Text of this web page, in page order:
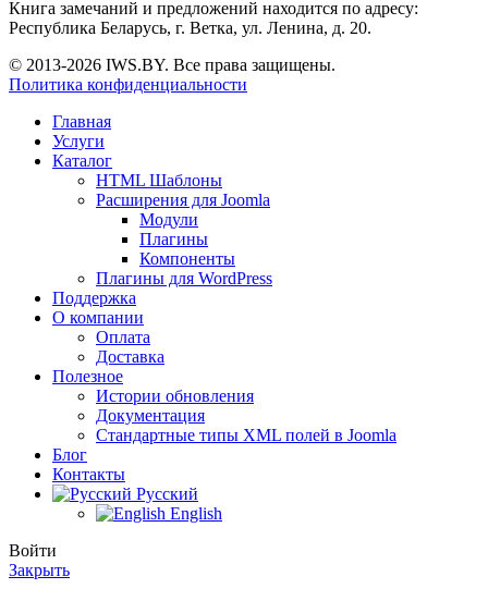
Книга замечаний и предложений находится по адресу:
Республика Беларусь, г. Ветка, ул. Ленина, д. 20.
© 2013-2026 IWS.BY. Все права защищены.
Политика конфиденциальности
Главная
Услуги
Каталог
HTML Шаблоны
Расширения для Joomla
Модули
Плагины
Компоненты
Плагины для WordPress
Поддержка
О компании
Оплата
Доставка
Полезное
Истории обновления
Документация
Стандартные типы XML полей в Joomla
Блог
Контакты
Русский
English
Войти
Закрыть